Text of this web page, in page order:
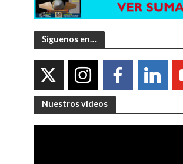
Síguenos en…
Nuestros videos